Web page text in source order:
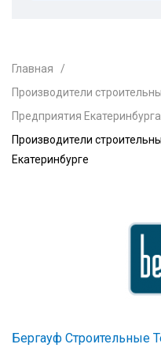
Главная
Производители
Предприятия Екатеринбурга
Производители
Екатеринбурге
Бергауф Строительные